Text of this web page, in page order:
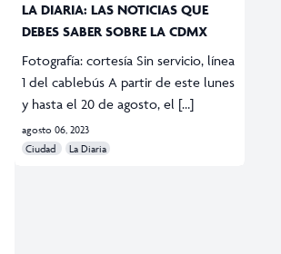
LA DIARIA: LAS NOTICIAS QUE
DEBES SABER SOBRE LA CDMX
Fotografía: cortesía Sin servicio, línea
1 del cablebús A partir de este lunes
y hasta el 20 de agosto, el […]
agosto 06, 2023
Ciudad
La Diaria